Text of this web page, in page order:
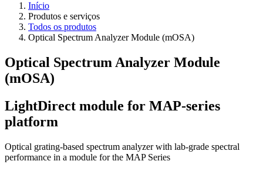
Início
Produtos e serviços
Todos os produtos
Optical Spectrum Analyzer Module (mOSA)
Optical Spectrum Analyzer Module
(mOSA)
LightDirect module for MAP-series
platform
Optical grating-based spectrum analyzer with lab-grade spectral
performance in a module for the MAP Series